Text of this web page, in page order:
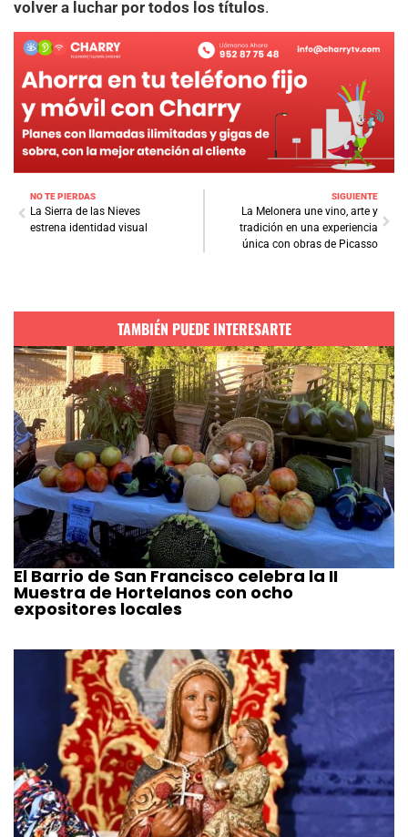
volver a luchar por todos los títulos.
NO TE PIERDAS
La Sierra de las Nieves
estrena identidad visual
SIGUIENTE
La Melonera une vino, arte y
tradición en una experiencia
única con obras de Picasso
TAMBIÉN PUEDE INTERESARTE
El Barrio de San Francisco celebra la II
Muestra de Hortelanos con ocho
expositores locales